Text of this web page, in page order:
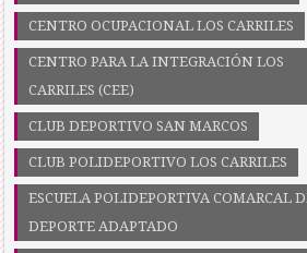
CENTRO OCUPACIONAL LOS CARRILES
CENTRO PARA LA INTEGRACIÓN LOS
CARRILES (CEE)
CLUB DEPORTIVO SAN MARCOS
CLUB POLIDEPORTIVO LOS CARRILES
ESCUELA POLIDEPORTIVA COMARCAL
DEPORTE ADAPTADO